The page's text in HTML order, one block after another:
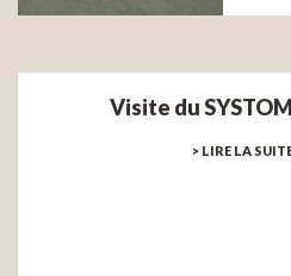
Visite du SYSTOM
> LIRE LA